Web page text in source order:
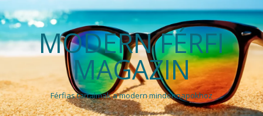
MODERN FÉRFI
MAGAZIN
Férfias tartalmak a modern mindennapokhoz